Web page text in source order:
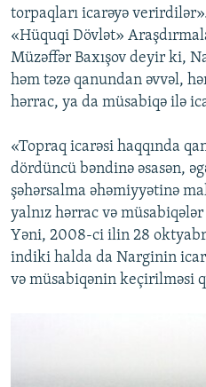
torpaqları icarəyə
«Hüquqi Dövlət»
Müzəffər Baxışov deyir ki,
həm təzə qanundan əvvəl,
hərrac, ya da müsabiqə ilə
«Topraq icarəsi haqqında
dördüncü bəndinə əsasən,
şəhərsalma əhəmiyyətinə
yalnız hərrac və
Yəni, 2008-ci ilin 28
indiki halda da Narginin
və müsabiqənin keçirilməsi